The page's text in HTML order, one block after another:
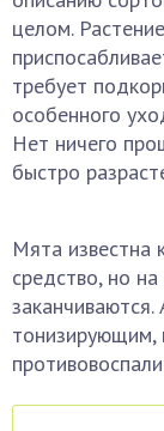
целом.
требует
особенного
Нет ничего
быстро
Мята известна
средство, но
тонизирующим,